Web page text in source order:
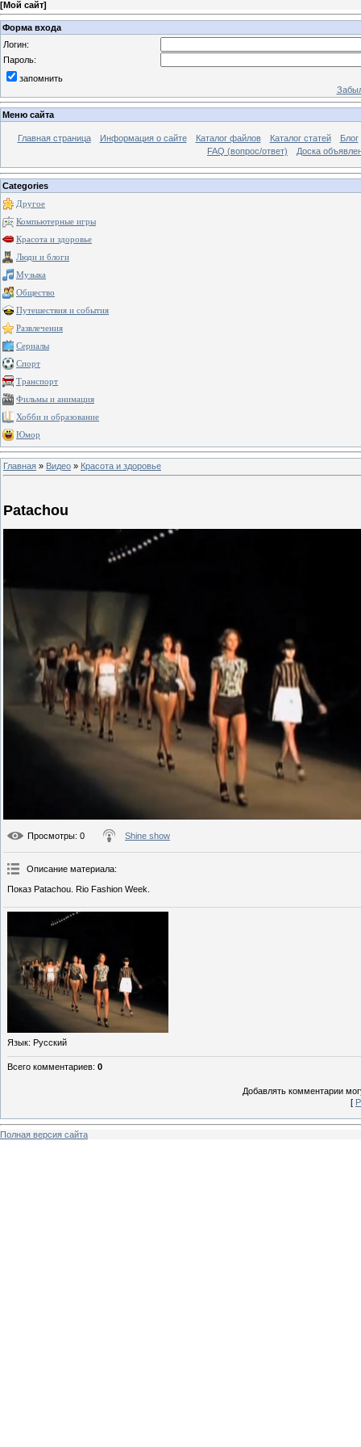
[Мой сайт]
Форма входа
Логин:
Пароль:
запомнить
Меню сайта
Главная страница Информация о сайте Каталог файлов Каталог статей
Блог
FAQ (вопрос/ответ)
Доска
Categories
Другое
Компьютерные игры
Красота и здоровье
Люди и блоги
Музыка
Общество
Путешествия и события
Развлечения
Сериалы
Спорт
Транспорт
Фильмы и анимация
Хобби и образование
Юмор
Главная » Видео » Красота и здоровье
Patachou
Просмотры: 0 Shine show
Описание материала:
Показ Patachou. Rio Fashion Week.
Язык: Русский
Всего комментариев: 0
Добавлять комментарии
[
Полная версия сайта